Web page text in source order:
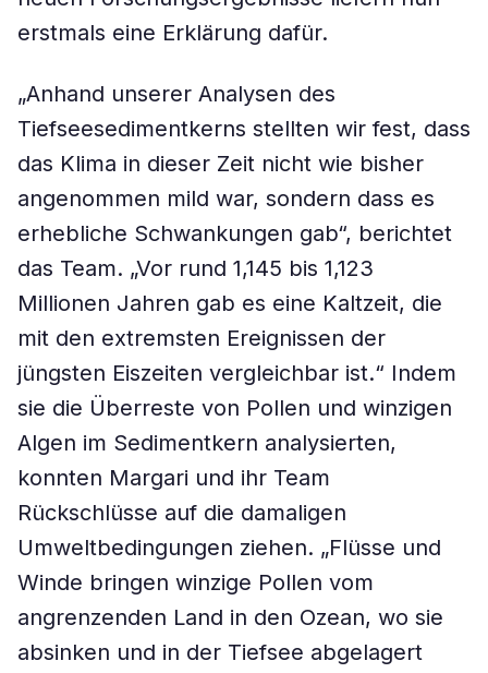
erstmals eine Erklärung dafür.
„Anhand unserer Analysen des
Tiefseesedimentkerns stellten wir fest, dass
das Klima in dieser Zeit nicht wie bisher
angenommen mild war, sondern dass es
erhebliche Schwankungen gab“, berichtet
das Team. „Vor rund 1,145 bis 1,123
Millionen Jahren gab es eine Kaltzeit, die
mit den extremsten Ereignissen der
jüngsten Eiszeiten vergleichbar ist.“ Indem
sie die Überreste von Pollen und winzigen
Algen im Sedimentkern analysierten,
konnten Margari und ihr Team
Rückschlüsse auf die damaligen
Umweltbedingungen ziehen. „Flüsse und
Winde bringen winzige Pollen vom
angrenzenden Land in den Ozean, wo sie
absinken und in der Tiefsee abgelagert